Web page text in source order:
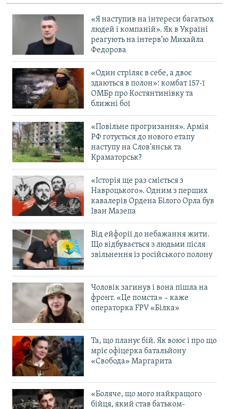
«Я наступив на інтереси багатьох
людей і компаній». Як в Україні
реагують на інтерв’ю Михайла
Федорова
«Один стріляє в себе, а двоє
здаються в полон»: комбат 157-ї
ОМБр про Костянтинівку та
ближні бої
«Повільне прогризання». Армія
РФ готується до нового етапу
наступу на Слов’янськ та
Краматорськ?
«Історія ще раз сміється з
Навроцького». Одним з перших
кавалерів Ордена Білого Орла був
Іван Мазепа
Від ейфорії до небажання жити.
Що відбувається з людьми після
звільнення із російського полону
Чоловік загинув і вона пішла на
фронт. «Це помста» – каже
операторка FPV «Білка»
Та, що планує бій. Як воює і про що
мріє офіцерка батальйону
«Свобода» Маргарита
«Боляче, що мого найкращого
бійця, який став батьком-